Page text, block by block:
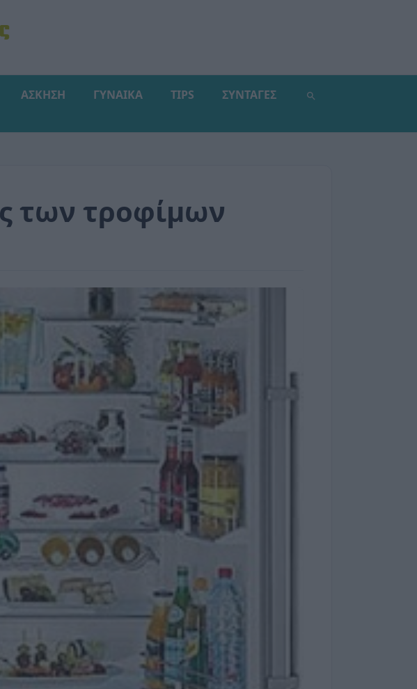
ΑΣΚΗΣΗ ΓΥΝΑΙΚΑ TIPS ΣΥΝΤΑΓΕΣ
των τροφίμων